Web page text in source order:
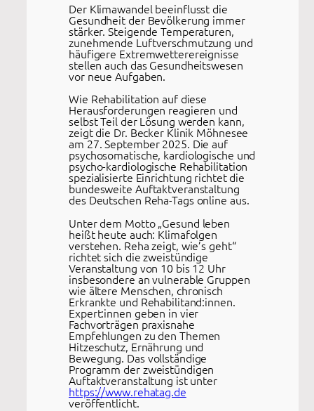
Der Klimawandel beeinflusst die
Gesundheit der Bevölkerung immer
stärker. Steigende Temperaturen,
zunehmende Luftverschmutzung und
häufigere Extremwetterereignisse
stellen auch das Gesundheitswesen
vor neue Aufgaben.
Wie Rehabilitation auf diese
Herausforderungen reagieren und
selbst Teil der Lösung werden kann,
zeigt die Dr. Becker Klinik Möhnesee
am 27. September 2025. Die auf
psychosomatische, kardiologische und
psycho-kardiologische Rehabilitation
spezialisierte Einrichtung richtet die
bundesweite Auftaktveranstaltung
des Deutschen Reha-Tags online aus.
Unter dem Motto „Gesund leben
heißt heute auch: Klimafolgen
verstehen. Reha zeigt, wie’s geht“
richtet sich die zweistündige
Veranstaltung von 10 bis 12 Uhr
insbesondere an vulnerable Gruppen
wie ältere Menschen, chronisch
Erkrankte und Rehabilitand:innen.
Expert:innen geben in vier
Fachvorträgen praxisnahe
Empfehlungen zu den Themen
Hitzeschutz, Ernährung und
Bewegung. Das vollständige
Programm der zweistündigen
Auftaktveranstaltung ist unter
https://www.rehatag.de
veröffentlicht.